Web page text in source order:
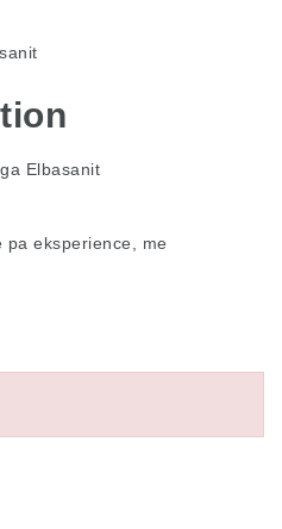
Elbasanit
pa eksperience, me